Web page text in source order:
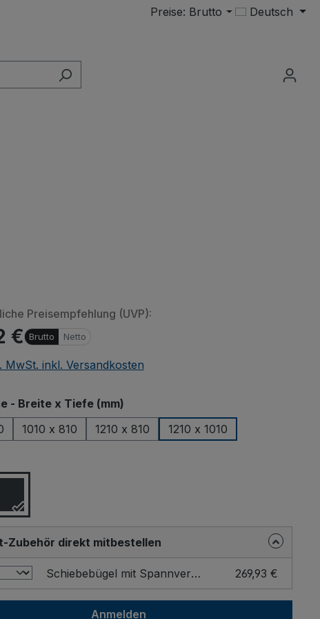
Preise: Brutto Deutsch
Preisempfehlung (UVP):
€ Brutto Netto
MwSt. inkl. Versandkosten
- Breite x Tiefe (mm)auswählen
1010 x 810 1210 x 810 1210 x 1010
Zubehör direkt mitbestellen
Schiebebügel mit Spannverschluss für Fahrgestelle Farbe: RAL 5010 269,93 €
Anmelden